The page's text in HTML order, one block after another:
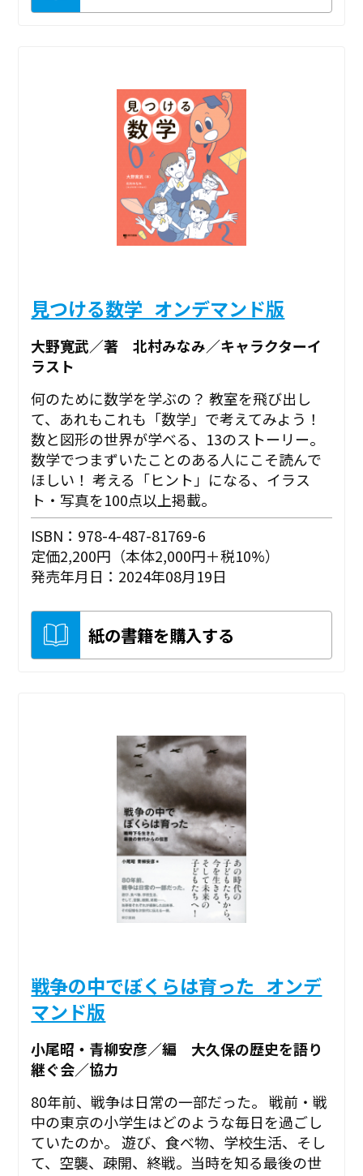
見つける数学_オンデマンド版
大野寛武／著 北村みなみ／キャラクターイ
ラスト
何のために数学を学ぶの？ 教室を飛び出し
て、あれもこれも「数学」で考えてみよう！
数と図形の世界が学べる、13のストーリー。
数学でつまずいたことのある人にこそ読んで
ほしい！ 考える「ヒント」になる、イラス
ト・写真を100点以上掲載。
ISBN：978-4-487-81769-6
定価2,200円（本体2,000円＋税10%）
発売年月日：2024年08月19日
紙の書籍を購入する
戦争の中でぼくらは育った_オンデ
マンド版
小尾昭・青柳安彦／編 大久保の歴史を語り
継ぐ会／協力
80年前、戦争は日常の一部だった。 戦前・戦
中の東京の小学生はどのような毎日を過ごし
ていたのか。 遊び、食べ物、学校生活、そし
て、空襲、疎開、終戦。当時を知る最後の世